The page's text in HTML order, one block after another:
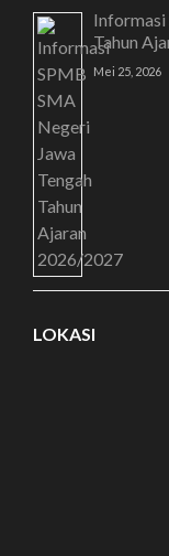
Informasi
Tahun
Mei 25, 2026
LOKASI